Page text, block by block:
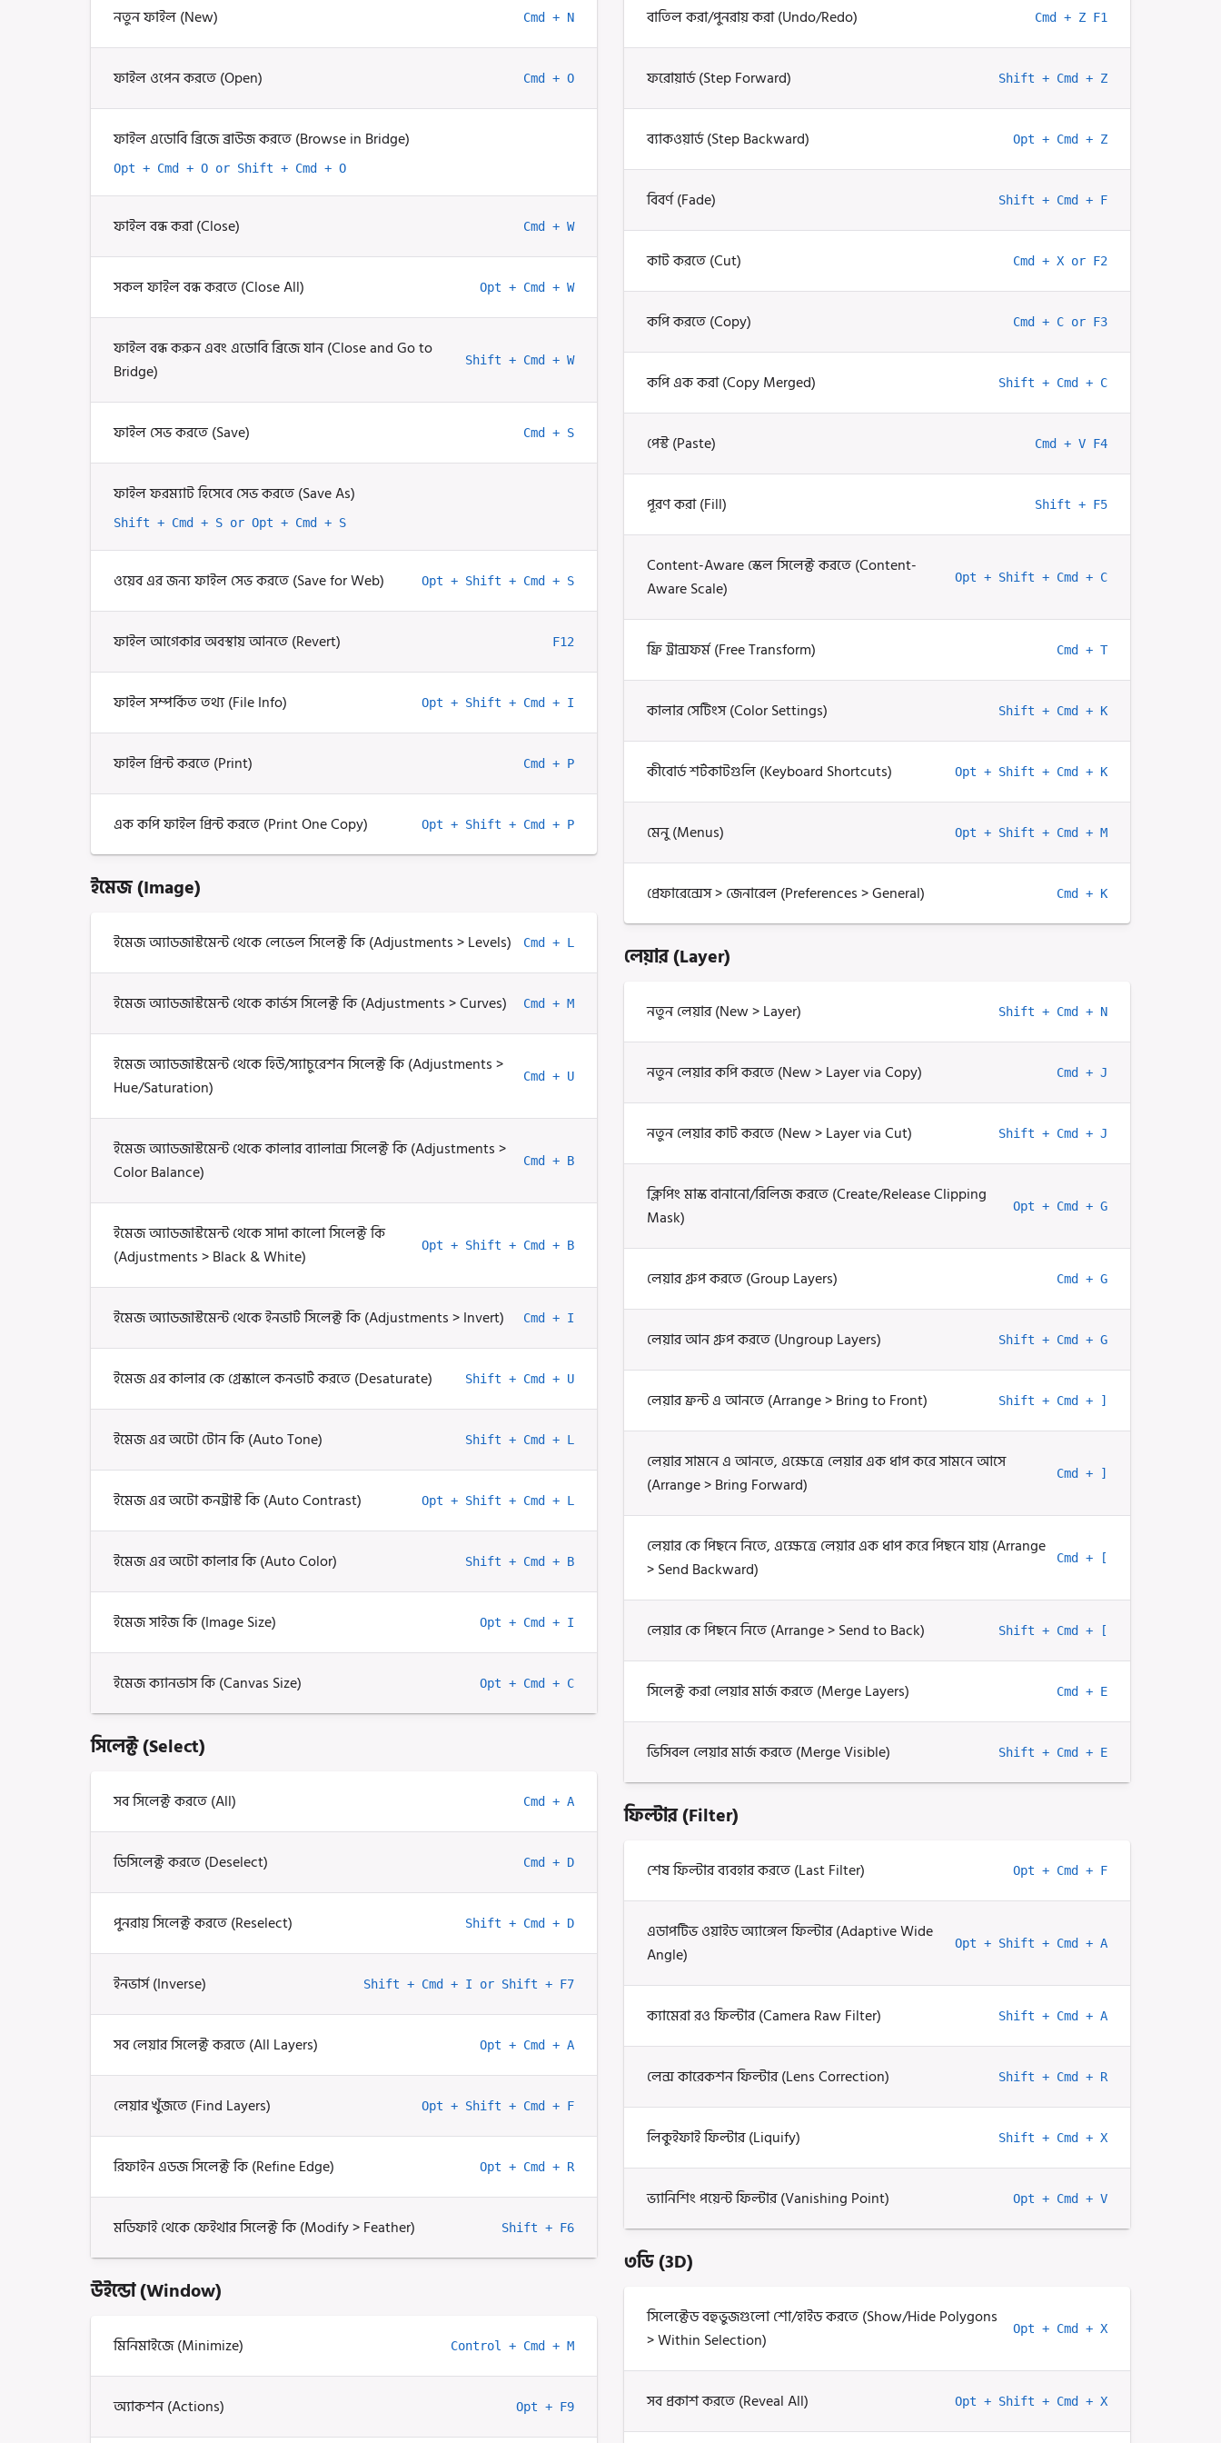
নতুন ফাইল (New) Cmd + N
ফাইল ওপেন করতে (Open) Cmd + O
ফাইল এডোবি ব্রিজে ব্রাউজ করতে (Browse in Bridge)
Opt + Cmd + O or Shift + Cmd + O
ফাইল বন্ধ করা (Close) Cmd + W
সকল ফাইল বন্ধ করতে (Close All) Opt + Cmd + W
ফাইল বন্ধ করুন এবং এডোবি ব্রিজে যান (Close and Go to
Bridge)
Shift + Cmd + W
ফাইল সেভ করতে (Save) Cmd + S
ফাইল ফরম্যাট হিসেবে সেভ করতে (Save As)
Shift + Cmd + S or Opt + Cmd + S
ওয়েব এর জন্য ফাইল সেভ করতে (Save for Web) Opt + Shift + Cmd + S
ফাইল আগেকার অবস্থায় আনতে (Revert) F12
ফাইল সম্পর্কিত তথ্য (File Info) Opt + Shift + Cmd + I
ফাইল প্রিন্ট করতে (Print) Cmd + P
এক কপি ফাইল প্রিন্ট করতে (Print One Copy) Opt + Shift + Cmd + P
ইমেজ (Image)
ইমেজ অ্যাডজাস্টমেন্ট থেকে লেভেল সিলেক্ট কি (Adjustments > Levels) Cmd + L
ইমেজ অ্যাডজাস্টমেন্ট থেকে কার্ভস সিলেক্ট কি (Adjustments > Curves) Cmd + M
ইমেজ অ্যাডজাস্টমেন্ট থেকে হিউ/স্যাচুরেশন সিলেক্ট কি (Adjustments >
Hue/Saturation)
Cmd + U
ইমেজ অ্যাডজাস্টমেন্ট থেকে কালার ব্যালান্স সিলেক্ট কি (Adjustments >
Color Balance)
Cmd + B
ইমেজ অ্যাডজাস্টমেন্ট থেকে সাদা কালো সিলেক্ট কি
(Adjustments > Black & White)
Opt + Shift + Cmd + B
ইমেজ অ্যাডজাস্টমেন্ট থেকে ইনভার্ট সিলেক্ট কি (Adjustments > Invert) Cmd + I
ইমেজ এর কালার কে গ্রেস্কালে কনভার্ট করতে (Desaturate) Shift + Cmd + U
ইমেজ এর অটো টোন কি (Auto Tone) Shift + Cmd + L
ইমেজ এর অটো কনট্রাস্ট কি (Auto Contrast) Opt + Shift + Cmd + L
ইমেজ এর অটো কালার কি (Auto Color) Shift + Cmd + B
ইমেজ সাইজ কি (Image Size) Opt + Cmd + I
ইমেজ ক্যানভাস কি (Canvas Size) Opt + Cmd + C
সিলেক্ট (Select)
সব সিলেক্ট করতে (All) Cmd + A
ডিসিলেক্ট করতে (Deselect) Cmd + D
পুনরায় সিলেক্ট করতে (Reselect) Shift + Cmd + D
ইনভার্স (Inverse) Shift + Cmd + I or Shift + F7
সব লেয়ার সিলেক্ট করতে (All Layers) Opt + Cmd + A
লেয়ার খুঁজতে (Find Layers) Opt + Shift + Cmd + F
রিফাইন এডজ সিলেক্ট কি (Refine Edge) Opt + Cmd + R
মডিফাই থেকে ফেইথার সিলেক্ট কি (Modify > Feather) Shift + F6
উইন্ডো (Window)
মিনিমাইজে (Minimize) Control + Cmd + M
অ্যাকশন (Actions) Opt + F9
বাতিল করা/পুনরায় করা (Undo/Redo) Cmd + Z F1
ফরোয়ার্ড (Step Forward) Shift + Cmd + Z
ব্যাকওয়ার্ড (Step Backward) Opt + Cmd + Z
বিবর্ণ (Fade) Shift + Cmd + F
কাট করতে (Cut) Cmd + X or F2
কপি করতে (Copy) Cmd + C or F3
কপি এক করা (Copy Merged) Shift + Cmd + C
পেস্ট (Paste) Cmd + V F4
পূরণ করা (Fill) Shift + F5
Content-Aware স্কেল সিলেক্ট করতে (Content-
Aware Scale)
Opt + Shift + Cmd + C
ফ্রি ট্রান্সফর্ম (Free Transform) Cmd + T
কালার সেটিংস (Color Settings) Shift + Cmd + K
কীবোর্ড শর্টকাটগুলি (Keyboard Shortcuts) Opt + Shift + Cmd + K
মেনু (Menus) Opt + Shift + Cmd + M
প্রেফারেন্সেস > জেনারেল (Preferences > General) Cmd + K
লেয়ার (Layer)
নতুন লেয়ার (New > Layer) Shift + Cmd + N
নতুন লেয়ার কপি করতে (New > Layer via Copy) Cmd + J
নতুন লেয়ার কাট করতে (New > Layer via Cut) Shift + Cmd + J
ক্লিপিং মাস্ক বানানো/রিলিজ করতে (Create/Release Clipping
Mask)
Opt + Cmd + G
লেয়ার গ্রুপ করতে (Group Layers) Cmd + G
লেয়ার আন গ্রুপ করতে (Ungroup Layers) Shift + Cmd + G
লেয়ার ফ্রন্ট এ আনতে (Arrange > Bring to Front) Shift + Cmd + ]
লেয়ার সামনে এ আনতে, এক্ষেত্রে লেয়ার এক ধাপ করে সামনে আসে
(Arrange > Bring Forward)
Cmd + ]
লেয়ার কে পিছনে নিতে, এক্ষেত্রে লেয়ার এক ধাপ করে পিছনে যায় (Arrange
> Send Backward)
Cmd + [
লেয়ার কে পিছনে নিতে (Arrange > Send to Back) Shift + Cmd + [
সিলেক্ট করা লেয়ার মার্জ করতে (Merge Layers) Cmd + E
ভিসিবল লেয়ার মার্জ করতে (Merge Visible) Shift + Cmd + E
ফিল্টার (Filter)
শেষ ফিল্টার ব্যবহার করতে (Last Filter) Opt + Cmd + F
এডাপটিভ ওয়াইড অ্যাঙ্গেল ফিল্টার (Adaptive Wide
Angle)
Opt + Shift + Cmd + A
ক্যামেরা রও ফিল্টার (Camera Raw Filter) Shift + Cmd + A
লেন্স কারেকশন ফিল্টার (Lens Correction) Shift + Cmd + R
লিকুইফাই ফিল্টার (Liquify) Shift + Cmd + X
ভ্যানিশিং পয়েন্ট ফিল্টার (Vanishing Point) Opt + Cmd + V
৩ডি (3D)
সিলেক্টেড বহুভুজগুলো শো/হাইড করতে (Show/Hide Polygons
> Within Selection)
Opt + Cmd + X
সব প্রকাশ করতে (Reveal All) Opt + Shift + Cmd + X